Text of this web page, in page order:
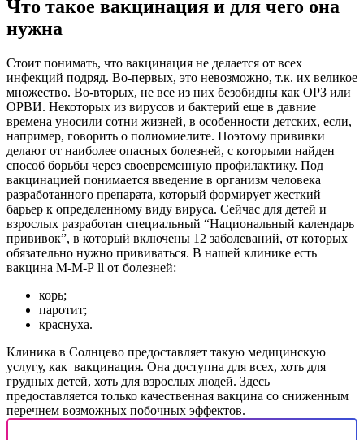
Что такое вакцинация и для чего она
нужна
Стоит понимать, что вакцинация не делается от всех
инфекций подряд. Во-первых, это невозможно, т.к. их великое
множество. Во-вторых, не все из них безобидны как ОРЗ или
ОРВИ. Некоторых из вирусов и бактерий еще в давние
времена уносили сотни жизней, в особенности детских, если,
например, говорить о полиомиелите. Поэтому прививки
делают от наиболее опасных болезней, с которыми найден
способ борьбы через своевременную профилактику. Под
вакцинацией понимается введение в организм человека
разработанного препарата, который формирует жесткий
барьер к определенному виду вируса. Сейчас для детей и
взрослых разработан специальный “Национальный календарь
прививок”, в который включены 12 заболеваний, от которых
обязательно нужно прививаться. В нашей клинике есть
вакцина М-М-Р ll от болезней:
корь;
паротит;
краснуха.
Клиника в Солнцево предоставляет такую медицинскую
услугу, как вакцинация. Она доступна для всех, хоть для
грудных детей, хоть для взрослых людей. Здесь
предоставляется только качественная вакцина со сниженным
перечнем возможных побочных эффектов.